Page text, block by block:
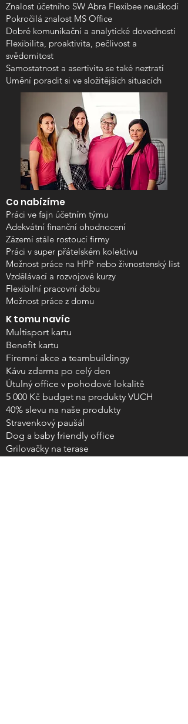
Znalost účetního SW Abra Flexibee neuškodí
Pokročilá znalost MS Office
Dobré komunikační a analytické dovednosti
Flexibilita, proaktivita, pečlivost a
svědomitost
Samostatnost a asertivita se také neztratí
Umění poradit si ve složitějších situacích
Co nabízíme
Práci ve fajn účetním týmu
Adekvátní finanční ohodnocení
Zázemí stále rostoucí firmy
Práci v super přátelském kolektivu
Možnost práce na HPP nebo živnostenský list
Vzdělávací a rozvojové kurzy
Flexibilní pracovní dobu
Možnost práce z domu
K tomu navíc
Multisport kartu
Benefit kartu
Firemní akce a teambuildingy
Kávu zdarma po celý den
Útulný office v pohodové lokalitě
5 000 Kč budget na produkty VUCH
40% slevu na naše produkty
Stravenkový paušál
Dog a baby friendly office
Grilovačky na terase